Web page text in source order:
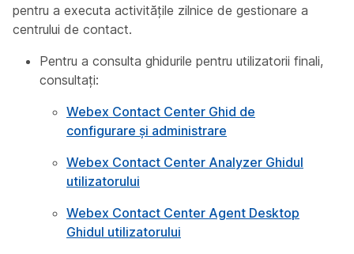
pentru a executa activitățile zilnice de gestionare a
centrului de contact.
Pentru a consulta ghidurile pentru utilizatorii finali,
consultați:
Webex Contact Center Ghid de
configurare și administrare
Webex Contact Center Analyzer Ghidul
utilizatorului
Webex Contact Center Agent Desktop
Ghidul utilizatorului